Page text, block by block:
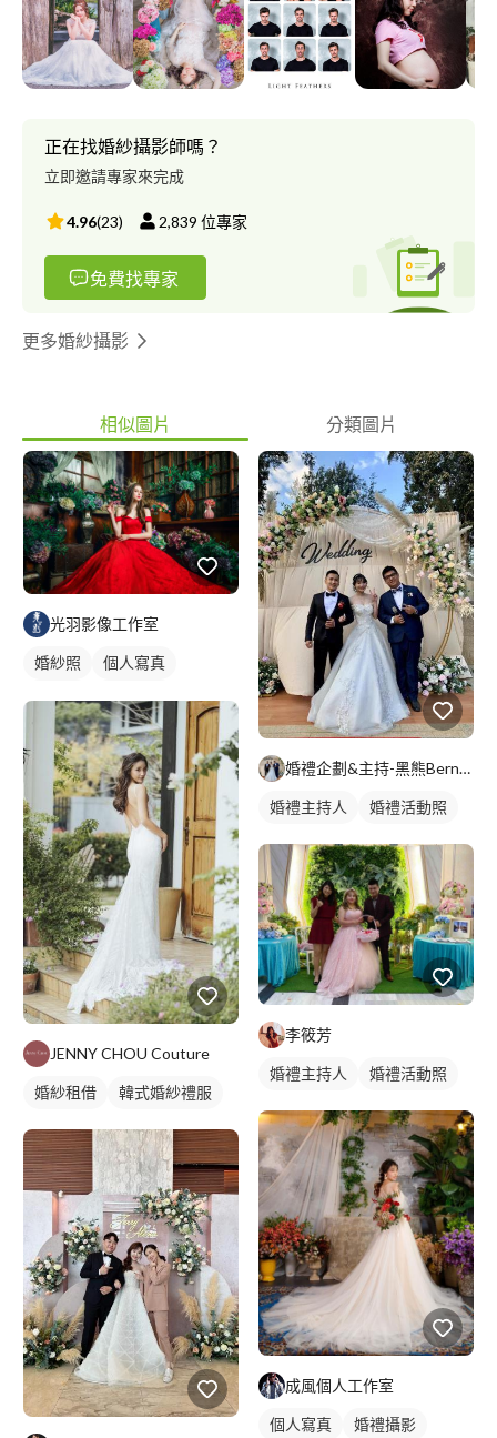
https://goo.gl/N8fU2S
正在找婚紗攝影師嗎？
立即邀請專家來完成
4.96(23) 2,839 位專家
免費找專家
更多婚紗攝影
相似圖片 分類圖片
光羽影像工作室
婚紗照
個人寫真
個人婚紗寫真
婚紗款式
英式婚紗照
JENNY CHOU Couture
婚紗租借 韓式婚紗禮服
婚禮企劃&主持-黑熊Bernard
婚禮主持人 婚禮活動照
李筱芳
婚禮主持人 婚禮活動照
成風個人工作室
個人寫真 婚禮攝影